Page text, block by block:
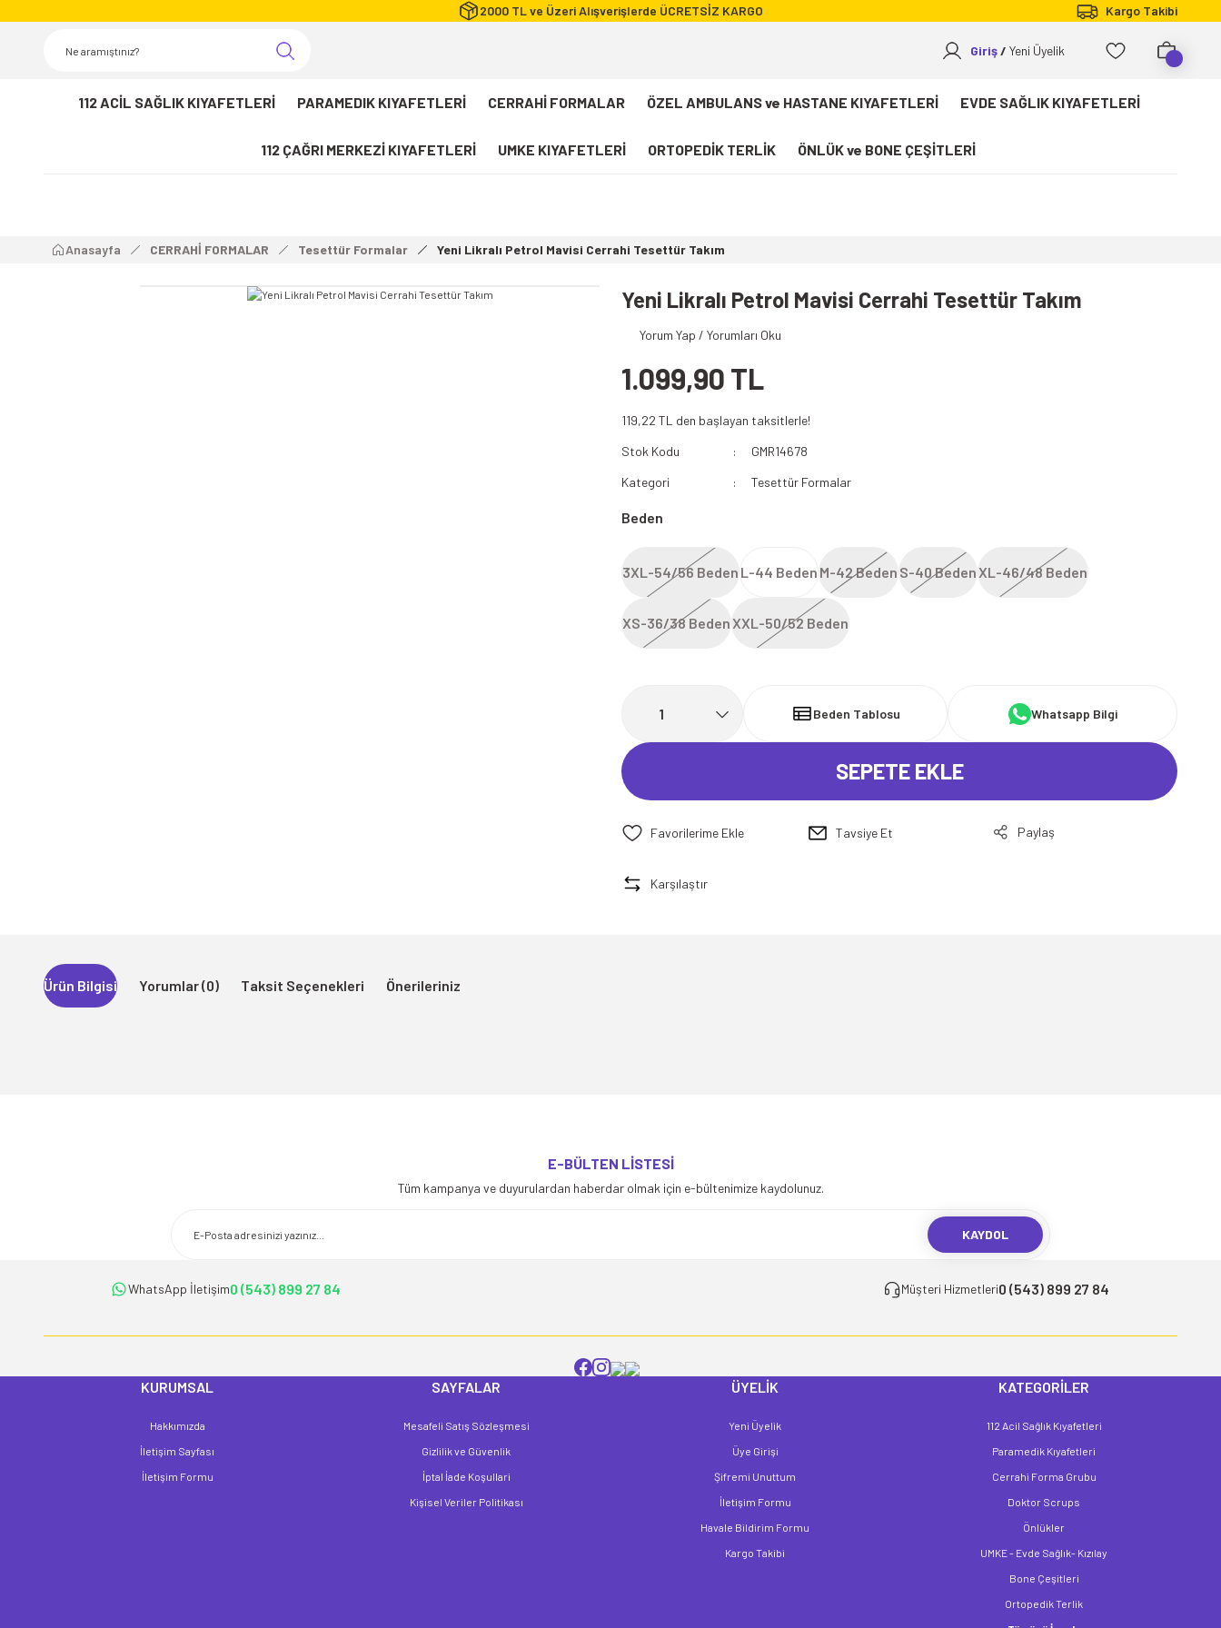
2000 TL ve Üzeri Alışverişlerde ÜCRETSİZ KARGO Kargo Takibi
Giriş Yeni Üyelik
112 ACİL SAĞLIK KIYAFETLERİ PARAMEDIK KIYAFETLERİ CERRAHİ FORMALAR ÖZEL AMBULANS ve HASTANE KIYAFETLERİ EVDE SAĞLIK KIYAFETLERİ
112 ÇAĞRI MERKEZİ KIYAFETLERİ UMKE KIYAFETLERİ ORTOPEDİK TERLİK ÖNLÜK ve BONE ÇEŞİTLERİ
Paramedik T-shirt
112 Paramedik Yelek
112 Acil Sağlık Polar
Paramedik Swit
Anasayfa CERRAHİ FORMALAR Tesettür Formalar Yeni Likralı Petrol Mavisi Cerrahi Tesettür Takım
Yeni Likralı Petrol Mavisi Cerrahi Tesettür Takım
Yorum Yap / Yorumları Oku
1.099,90 TL
119,22 TL den başlayan taksitlerle!
Stok Kodu
GMR14678
Kategori
Tesettür Formalar
Beden
3XL-54/56 Beden L-44 Beden M-42 Beden S-40 Beden XL-46/48 Beden
XS-36/38 Beden XXL-50/52 Beden
Beden Tablosu Whatsapp Bilgi
SEPETE EKLE
Tavsiye Et Paylaş
Karşılaştır
Ürün Bilgisi Yorumlar (0) Taksit Seçenekleri Önerileriniz
Ürün açıklamasında eksik bilgiler bulunuyor.
Ürün fiyatı diğer sitelerden daha pahalı.
E-BÜLTEN LİSTESİ
Tüm kampanya ve duyurulardan haberdar olmak için e-bültenimize kaydolunuz.
KAYDOL
WhatsApp İletişim0 (543) 899 27 84 Müşteri Hizmetleri0 (543) 899 27 84
KURUMSAL
Hakkımızda
İletişim Sayfası
İletişim Formu
SAYFALAR
Mesafeli Satış Sözleşmesi
Gizlilik ve Güvenlik
İptal İade Koşullari
Kişisel Veriler Politikası
ÜYELİK
Yeni Üyelik
Üye Girişi
Şifremi Unuttum
İletişim Formu
Havale Bildirim Formu
Kargo Takibi
KATEGORİLER
112 Acil Sağlık Kıyafetleri
Paramedik Kıyafetleri
Cerrahi Forma Grubu
Doktor Scrups
Önlükler
UMKE - Evde Sağlık- Kızılay
Bone Çeşitleri
Ortopedik Terlik